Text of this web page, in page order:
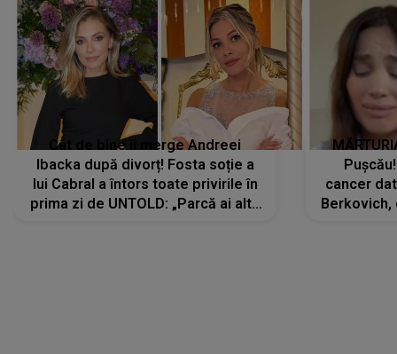
Cât de bine îi merge Andreei
Ibacka după divorț! Fosta soție a
lui Cabral a întors toate privirile în
prima zi de UNTOLD: „Parcă ai altă
cancer